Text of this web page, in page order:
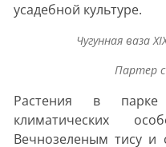
усадебной культуре.
Чугунная ваза
Партер
Растения в
климатических
Вечнозеленым тису